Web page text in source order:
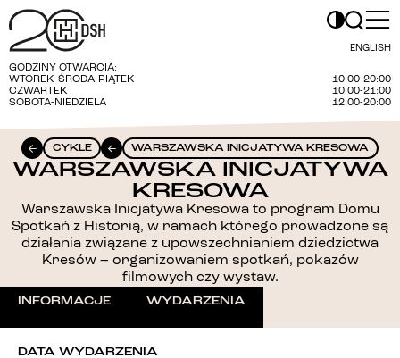
ENGLISH
GODZINY OTWARCIA:
WTOREK-ŚRODA-PIĄTEK
10:00-20:00
CZWARTEK
10:00-21:00
SOBOTA-NIEDZIELA
12:00-20:00
CYKLE WARSZAWSKA INICJATYWA KRESOWA
WARSZAWSKA INICJATYWA
KRESOWA
Warszawska Inicjatywa Kresowa to program Domu
Spotkań z Historią, w ramach którego prowadzone są
działania związane z upowszechnianiem dziedzictwa
Kresów – organizowaniem spotkań, pokazów
filmowych czy wystaw.
INFORMACJE
WYDARZENIA
DATA WYDARZENIA